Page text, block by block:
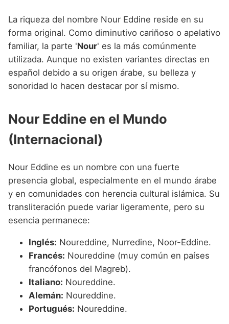
La riqueza del nombre Nour Eddine reside en su
forma original. Como diminutivo cariñoso o apelativo
familiar, la parte 'Nour' es la más comúnmente
utilizada. Aunque no existen variantes directas en
español debido a su origen árabe, su belleza y
sonoridad lo hacen destacar por sí mismo.
Nour Eddine en el Mundo
(Internacional)
Nour Eddine es un nombre con una fuerte
presencia global, especialmente en el mundo árabe
y en comunidades con herencia cultural islámica. Su
transliteración puede variar ligeramente, pero su
esencia permanece:
Inglés: Noureddine, Nurredine, Noor-Eddine.
Francés: Noureddine (muy común en países
francófonos del Magreb).
Italiano: Noureddine.
Alemán: Noureddine.
Portugués: Noureddine.